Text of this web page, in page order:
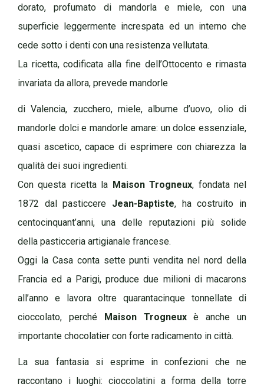
dorato, profumato di mandorla e miele, con una
superficie leggermente increspata ed un interno che
cede sotto i denti con una resistenza vellutata.
La ricetta, codificata alla fine dell’Ottocento e rimasta
invariata da allora, prevede mandorle
di Valencia, zucchero, miele, albume d’uovo, olio di
mandorle dolci e mandorle amare: un dolce essenziale,
quasi ascetico, capace di esprimere con chiarezza la
qualità dei suoi ingredienti.
Con questa ricetta la Maison Trogneux, fondata nel
1872 dal pasticcere Jean-Baptiste, ha costruito in
centocinquant’anni, una delle reputazioni più solide
della pasticceria artigianale francese.
Oggi la Casa conta sette punti vendita nel nord della
Francia ed a Parigi, produce due milioni di macarons
all’anno e lavora oltre quarantacinque tonnellate di
cioccolato, perché Maison Trogneuxè anche un
importante chocolatier con forte radicamento in città.
La sua fantasia si esprime in confezioni che ne
raccontano i luoghi: cioccolatini a forma della torre